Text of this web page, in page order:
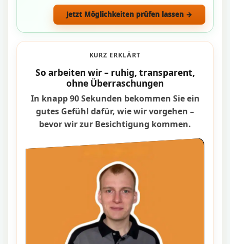
Jetzt Möglichkeiten prüfen lassen →
KURZ ERKLÄRT
So arbeiten wir – ruhig, transparent,
ohne Überraschungen
In knapp 90 Sekunden bekommen Sie ein
gutes Gefühl dafür, wie wir vorgehen –
bevor wir zur Besichtigung kommen.